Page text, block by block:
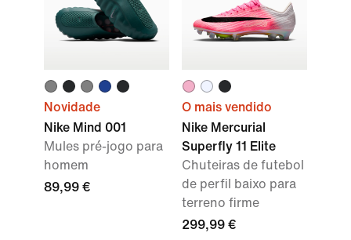
Novidade
Nike Mind 001
Mules pré-jogo para
homem
89,99 €
O mais vendido
Nike Mercurial
Superfly 11 Elite
Chuteiras de futebol
de perfil baixo para
terreno firme
299,99 €